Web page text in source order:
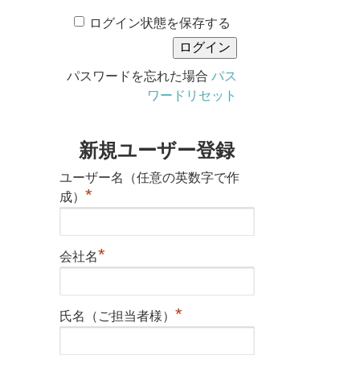
ログイン状態を保存する
パスワードを忘れた場合 パス
ワードリセット
新規ユーザー登録
ユーザー名（任意の英数字で作
成） *
会社名*
氏名（ご担当者様） *